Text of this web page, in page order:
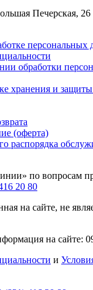
Печерская, 26
персональных
обработки
хранения и
(оферта)
распорядка
по вопросам
20 80
на сайте, не
на сайте:
и